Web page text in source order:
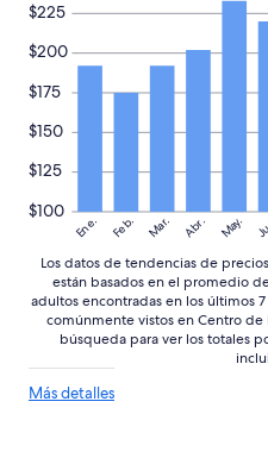
r
c
m
e
n
d
a
c
s
r
están
sujetos
a
cambios.
Aplican
términos
Ene. Feb. Mar. Abr. May.
$100
$125
$150
$175
$200
$225
Los datos de tendencias de
están basados en el promedio
adultos encontradas en los últimos
comúnmente vistos en Centro de
búsqueda para ver los totales
Más detallesMás